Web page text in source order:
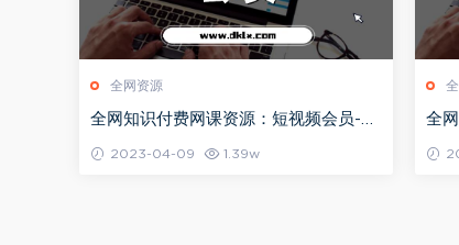
全网资源
全网知识付费网课资源：短视频会员-社
2023-04-09 1.39w
全